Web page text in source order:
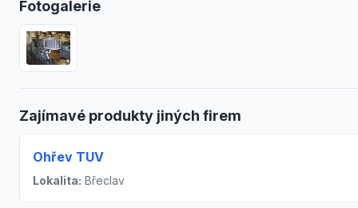
Fotogalerie
Zajímavé produkty jiných firem
Ohřev TUV
Lokalita: Břeclav